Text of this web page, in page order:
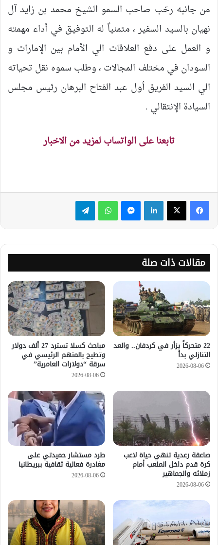
من جانبه رحّب صاحب السمو الشيخ محمد بن زايد آل
نهيان بالسيد السفير ، متمنياً له التوفيق في أداء مهمته
و العمل على دفع العلاقات الي الأمام بين الإمارات و
السودان في مختلف المجالات ، وطلب سموه نقل تحياته
الي السيد الفريق أول عبد الفتاح البرهان رئيس مجلس
السيادة الإنتقالي .
تابعنا على الواتساب لمزيد من الاخبار
لينكدإن ماسنجر واتساب تيلقرام
مقالات ذات صلة
22 متحركاً يزأر في كردفان.. والعد
التنازلي بدأ
2026-08-06
مباحث كسلا تسترد 27 ألف دولار
وتطيح بالمتهم الرئيسي في
سرقة “دولارات العامرية”
2026-08-06
صاعقة رعدية تنهي حياة لاعب
كرة قدم داخل الملعب أمام
زملائه والجماهير
2026-08-06
طرد مستشار حميدتي على
مغادرة فعالية ثقافية ببريطانيا
2026-08-06